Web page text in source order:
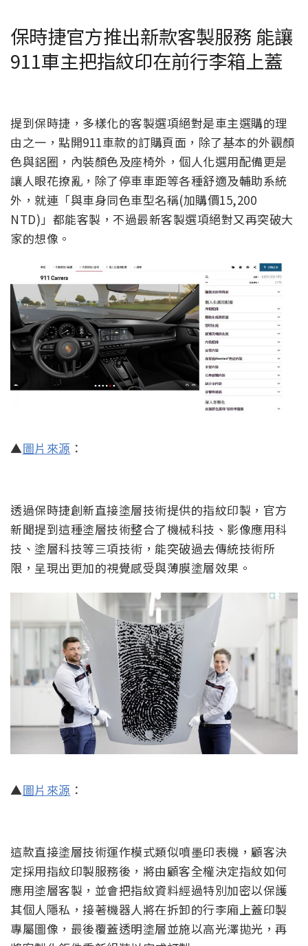
保時捷官方推出新款客製服務 能讓
911車主把指紋印在前行李箱上蓋
提到保時捷，多樣化的客製選項絕對是車主選購的理
由之一，點開911車款的訂購頁面，除了基本的外觀顏
色與鋁圈，內裝顏色及座椅外，個人化選用配備更是
讓人眼花撩亂，除了停車車距等各種舒適及輔助系統
外，就連「與車身同色車型名稱(加購價15,200
NTD)」都能客製，不過最新客製選項絕對又再突破大
家的想像。
▲圖片來源 ：
透過保時捷創新直接塗層技術提供的指紋印製，官方
新聞提到這種塗層技術整合了機械科技、影像應用科
技、塗層科技等三項技術，能突破過去傳統技術所
限，呈現出更加的視覺感受與薄膜塗層效果。
▲圖片來源 ：
這款直接塗層技術運作模式類似噴墨印表機，顧客決
定採用指紋印製服務後，將由顧客全權決定指紋如何
應用塗層客製，並會把指紋資料經過特別加密以保護
其個人隱私，接著機器人將在拆卸的行李廂上蓋印製
專屬圖像，最後覆蓋透明塗層並施以高光澤拋光，再